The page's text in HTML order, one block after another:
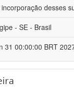
desses
- SE - Brasil
31 00:00:00 BRT